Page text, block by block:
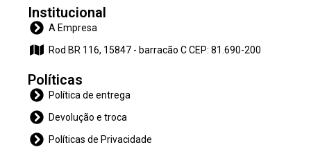
Institucional
A Empresa
Rod BR 116, 15847 - barracão C CEP: 81.690-200
Políticas
Política de entrega
Devolução e troca
Políticas de Privacidade